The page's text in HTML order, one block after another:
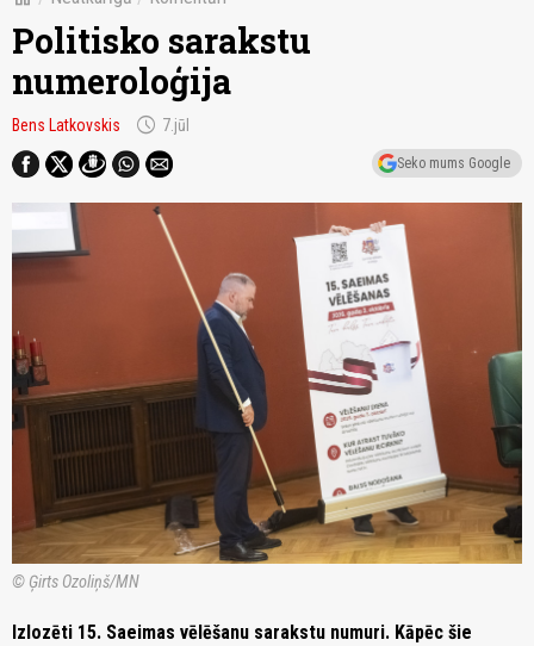
Politisko sarakstu
numeroloģija
Bens Latkovskis schedule 7.jūl
Seko mums Google
© Ģirts Ozoliņš/MN
Izlozēti 15. Saeimas vēlēšanu sarakstu numuri. Kāpēc šie